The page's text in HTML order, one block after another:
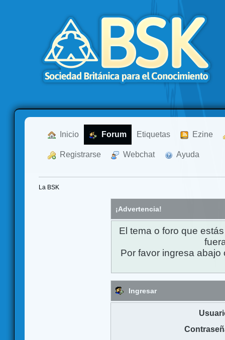
Inicio Forum Etiquetas Ezine
Registrarse Webchat Ayuda
La BSK
¡Advertencia!
El tema o foro que
Por favor ingresa
Ingresar